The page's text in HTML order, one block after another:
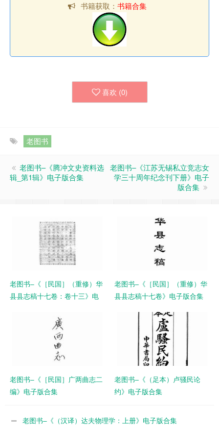
书籍获取： 书籍合集
喜欢 (0)
老图书
老图书–《腾冲文史资料选
辑_第1辑》电子版合集
老图书–《江苏无锡私立竞志女
学三十周年纪念刊下册》电子
版合集
老图书–《［民国］（重修）华
县县志稿十七卷：卷十三》电
老图书–《［民国］（重修）华
县县志稿十七卷》电子版合集
老图书–《［民国］广两曲志二
编》电子版合集
老图书–《（足本）卢骚民论
约》电子版合集
老图书–《（汉译）达夫物理学：上册》电子版合集